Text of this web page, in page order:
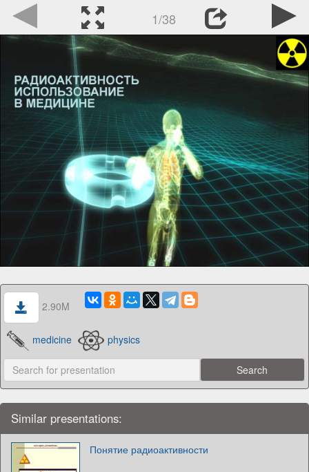
1/38
2.90M
medicine physics
Similar presentations:
Понятие радиоактивности